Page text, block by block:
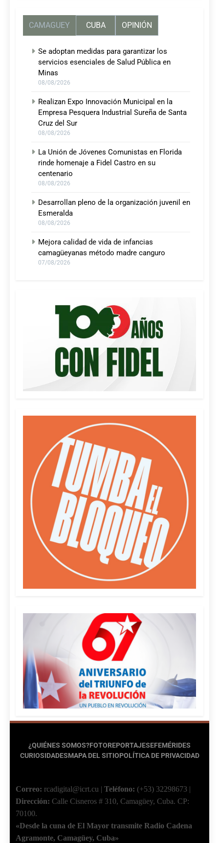
CAMAGUEY CUBA OPINIÓN
Se adoptan medidas para garantizar los
servicios esenciales de Salud Pública en
Minas
08/08/2026
Realizan Expo Innovación Municipal en la
Empresa Pesquera Industrial Sureña de Santa
Cruz del Sur
08/08/2026
La Unión de Jóvenes Comunistas en Florida
rinde homenaje a Fidel Castro en su
centenario
08/08/2026
Desarrollan pleno de la organización juvenil en
Esmeralda
08/08/2026
Mejora calidad de vida de infancias
camagüeyanas método madre canguro
07/08/2026
¿QUIÉNES SOMOS?FOTOREPORTAJESEFEMÉRIDES
CURIOSIDADESMAPA DEL SITIOPOLÍTICA DE PRIVACIDAD
Correo: rcadigital@icrt.cu | Teléfono: (+53) 32298673 |
Dirección: Calle Cisneros # 310, Camagüey, Cuba. CP:
70100.
«Desde la cuna de El Mayor transmite Radio Cadena
Agramonte, Camagüey, Cuba»